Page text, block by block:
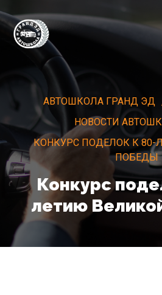
АВТОШКОЛА ГРАНД ЭД
НОВОСТИ
КОНКУРС ПОДЕЛОК К 80-
ПОБЕДЫ
Конкурс
летию